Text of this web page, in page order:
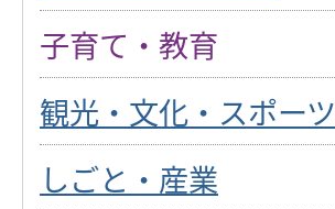
子育て・教育
観光・文化・スポーツ
しごと・産業